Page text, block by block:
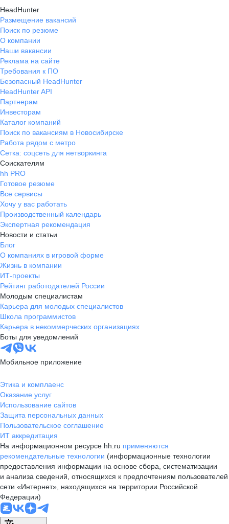
HeadHunter
Размещение вакансий
Поиск по резюме
О компании
Наши вакансии
Реклама на сайте
Требования к ПО
Безопасный HeadHunter
HeadHunter API
Партнерам
Инвесторам
Каталог компаний
Поиск по вакансиям в Новосибирске
Работа рядом с метро
Сетка: соцсеть для нетворкинга
Соискателям
hh PRO
Готовое резюме
Все сервисы
Хочу у вас работать
Производственный календарь
Экспертная рекомендация
Новости и статьи
Блог
О компаниях в игровой форме
Жизнь в компании
ИТ-проекты
Рейтинг работодателей России
Молодым специалистам
Карьера для молодых специалистов
Школа программистов
Карьера в некоммерческих организациях
Боты для уведомлений
Мобильное приложение
Этика и комплаенс
Оказание услуг
Использование сайтов
Защита персональных данных
Пользовательское соглашение
ИТ аккредитация
На информационном ресурсе hh.ru применяются
рекомендательные технологии (информационные технологии
предоставления информации на основе сбора, систематизации
и анализа сведений, относящихся к предпочтениям пользователей
сети «Интернет», находящихся на территории Российской
Федерации)